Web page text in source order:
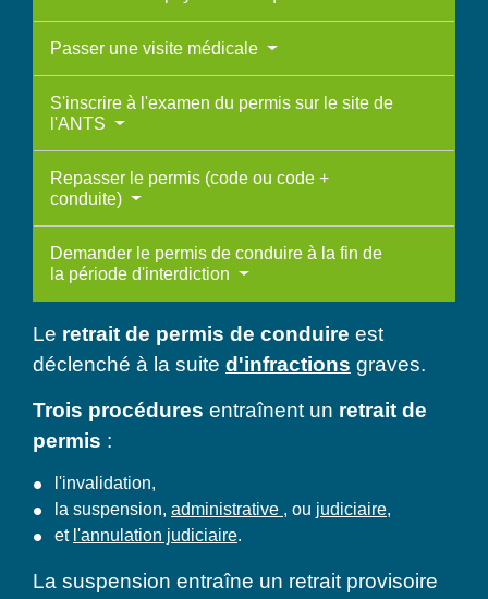
Passer une visite médicale
S'inscrire à l'examen du permis sur le site de
l'ANTS
Repasser le permis (code ou code +
conduite)
Demander le permis de conduire à la fin de
la période d'interdiction
Le retrait de permis de conduire est
déclenché à la suite d'infractions graves.
Trois procédures entraînent un retrait de
permis :
l'invalidation,
la suspension, administrative , ou judiciaire,
et l'annulation judiciaire.
La suspension entraîne un retrait provisoire